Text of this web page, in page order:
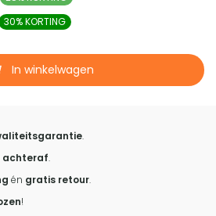
30% KORTING
In winkelwagen
.
achteraf.
én gratis retour.
!